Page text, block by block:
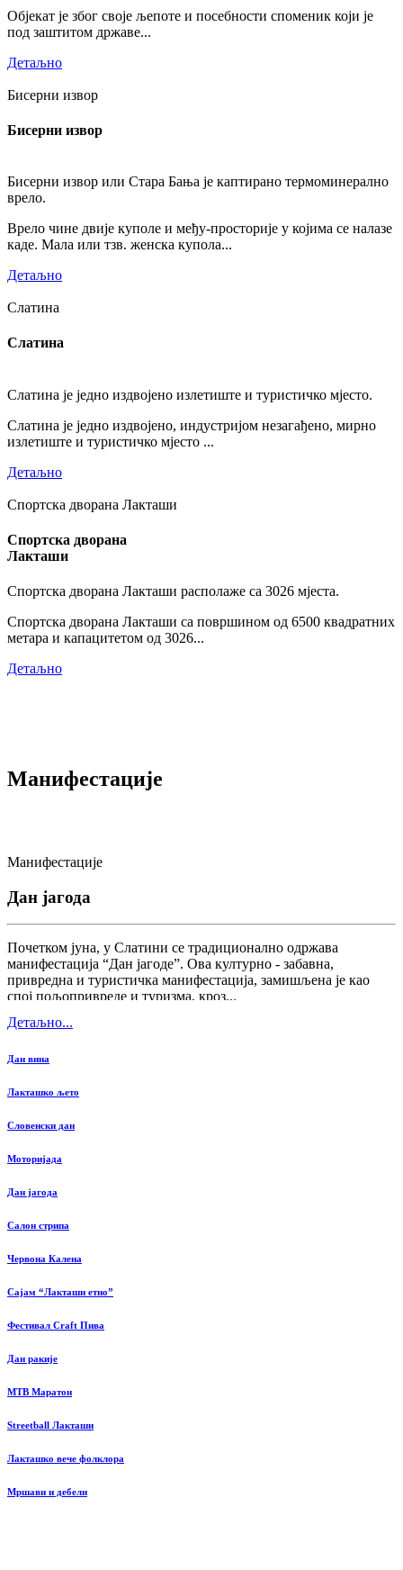
Објекат је због своје љепоте и посебности споменик који је
под заштитом државе...
Детаљно
Бисерни извор
Бисерни извор
Бисерни извор или Стара Бања је каптирано термоминерално
врело.
Врело чине двије куполе и међу-просторије у којима се налазе
каде. Мала или тзв. женска купола...
Детаљно
Слатина
Слатина
Слатина је једно издвојено излетиште и туристичко мјесто.
Слатина је једно издвојено, индустријом незагађено, мирно
излетиште и туристичко мјесто ...
Детаљно
Спортска дворана Лакташи
Спортска дворана
Лакташи
Спортска дворана Лакташи располаже са 3026 мјеста.
Спортска дворана Лакташи са површином од 6500 квадратних
метара и капацитетом од 3026...
Детаљно
Манифестације
Манифестације
Дан јагода
Почетком јуна, у Слатини се традиционално одржава
манифестација “Дан јагоде”. Ова културно - забавна,
привредна и туристичка манифестација, замишљена је као
спој пољопривреде и туризма, кроз...
Детаљно...
Дан вина
Лакташко љето
Словенски дан
Моторијада
Дан јагода
Салон стрипа
Червона Калена
Сајам “Лакташи етно”
Фестивал Craft Пива
Дан ракије
MTB Маратон
Streetball Лакташи
Лакташко вече фолклора
Мршави и дебели